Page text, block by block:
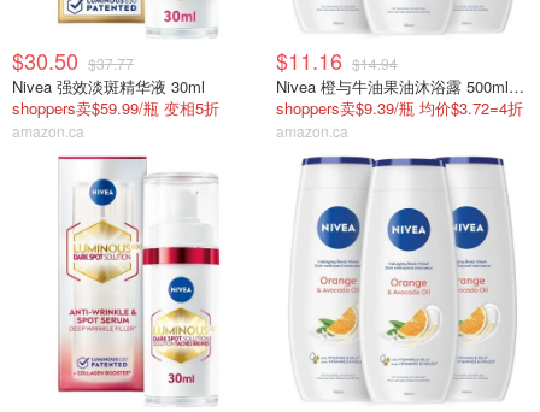
$30.50 $37.77
Nivea 强效淡斑精华液 30ml
shoppers卖$59.99/瓶 变相5折
amazon.ca
$11.16 $14.94
Nivea 橙与牛油果油沐浴露 500ml x3
shoppers卖$9.39/瓶 均价$3.72=4折
amazon.ca